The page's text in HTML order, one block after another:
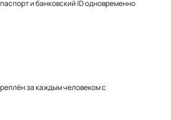
и банковский ID одновременно
за каждым человеком с